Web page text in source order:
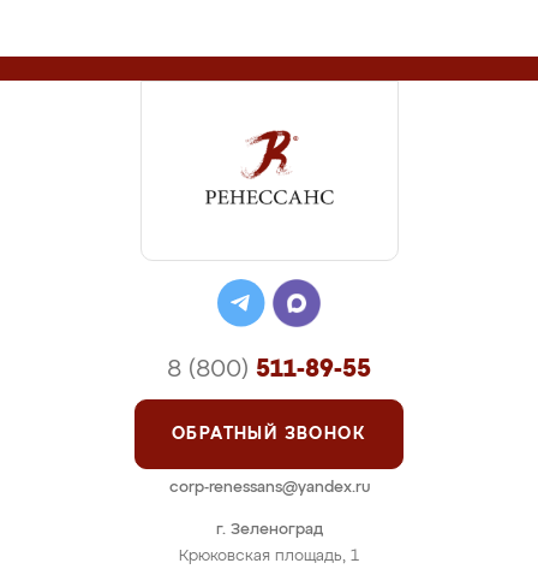
г. Зеленоград
Крюковская площадь, 1
8 (800) 511-89-55
ОБРАТНЫЙ ЗВОНОК
corp-renessans@yandex.ru